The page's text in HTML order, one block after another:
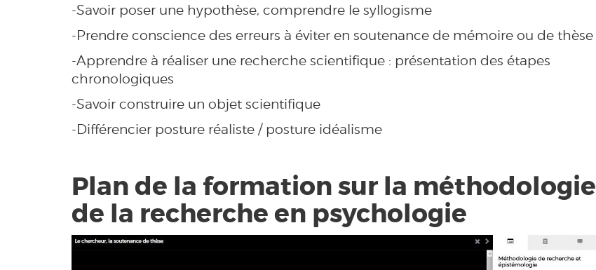
-Savoir poser une hypothèse, comprendre le syllogisme
-Prendre conscience des erreurs à éviter en soutenance de mémoire ou de thèse
-Apprendre à réaliser une recherche scientifique : présentation des étapes
chronologiques
-Savoir construire un objet scientifique
-Différencier posture réaliste / posture idéalisme
Plan de la formation sur la méthodologie
de la recherche en psychologie